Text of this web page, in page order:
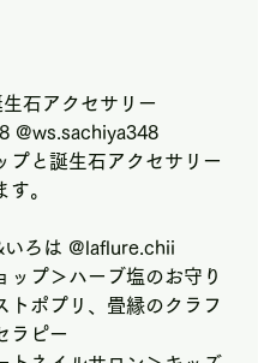
石アクセサリー
@ws.sachiya348
プと誕生石アクセサリー
す。
ろは @laflure.chii
ップ＞ハーブ塩のお守り
トポプリ、畳縁のクラフ
ラピー